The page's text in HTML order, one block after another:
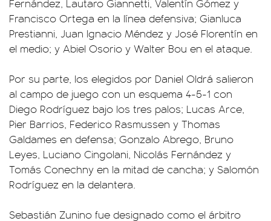
Fernández, Lautaro Giannetti, Valentín Gómez y
Francisco Ortega en la línea defensiva; Gianluca
Prestianni, Juan Ignacio Méndez y José Florentín en
el medio; y Abiel Osorio y Walter Bou en el ataque.
Por su parte, los elegidos por Daniel Oldrá salieron
al campo de juego con un esquema 4-5-1 con
Diego Rodríguez bajo los tres palos; Lucas Arce,
Pier Barrios, Federico Rasmussen y Thomas
Galdames en defensa; Gonzalo Abrego, Bruno
Leyes, Luciano Cingolani, Nicolás Fernández y
Tomás Conechny en la mitad de cancha; y Salomón
Rodríguez en la delantera.
Sebastián Zunino fue designado como el árbitro